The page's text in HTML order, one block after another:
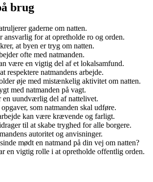
brug
gaderne om natten.
ansvarlig for at opretholde ro og orden.
at byen er tryg om natten.
ofte med natmanden.
være en vigtig del af et lokalsamfund.
respektere natmandens arbejde.
øje med mistænkelig aktivitet om natten.
med natmanden på vagt.
en uundværlig del af nattelivet.
som natmanden skal udføre.
kan være krævende og farligt.
til at skabe tryghed for alle borgere.
autoritet og anvisninger.
mødt en natmand på din vej om natten?
en vigtig rolle i at opretholde offentlig orden.